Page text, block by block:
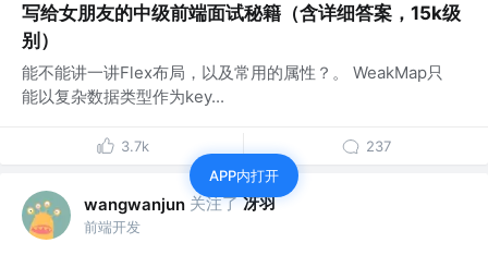
写给女朋友的中级前端面试秘籍（含详细答案，15k级
别）
能不能讲一讲Flex布局，以及常用的属性？。 WeakMap只
能以复杂数据类型作为key...
3.7k 237
wangwanjun 关注了 冴羽
前端开发
APP内打开